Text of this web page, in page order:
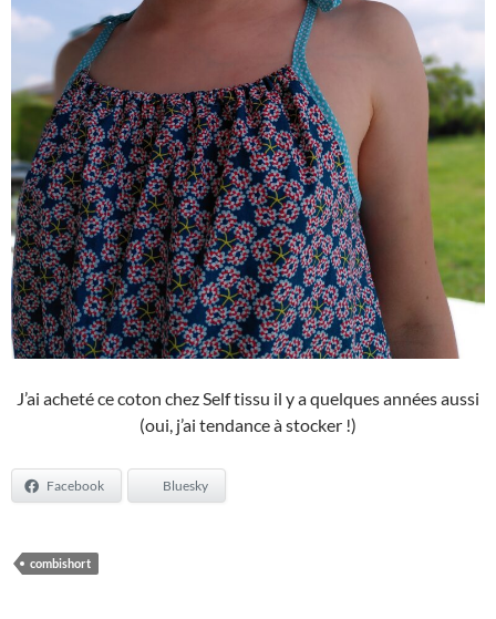
J’ai acheté ce coton chez Self tissu il y a quelques années aussi
(oui, j’ai tendance à stocker !)
Facebook Bluesky
combishort